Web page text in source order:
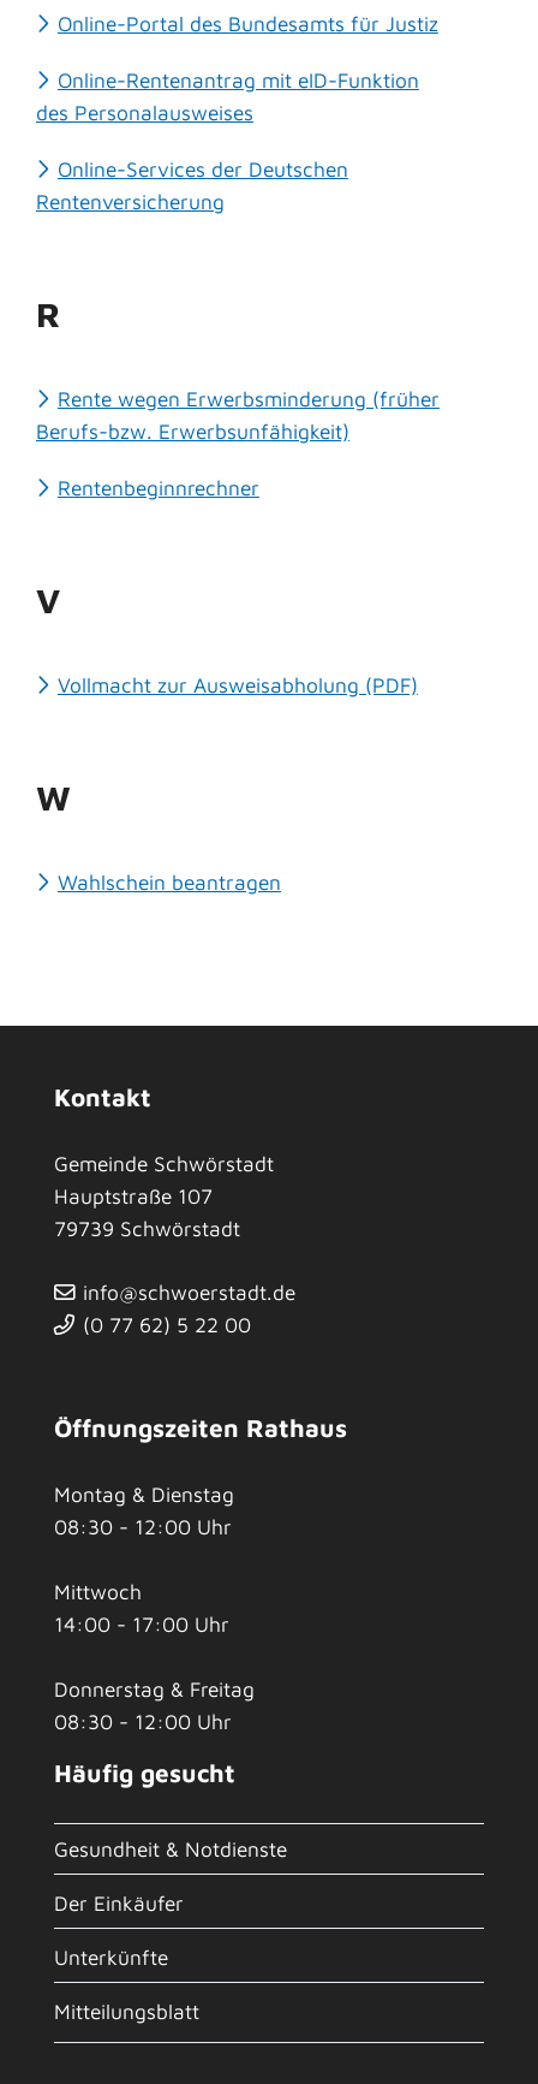
Online-Portal des Bundesamts für Justiz
Online-Rentenantrag mit eID-Funktion
des Personalausweises
Online-Services der Deutschen
Rentenversicherung
R
Rente wegen Erwerbsminderung (früher
Berufs-bzw. Erwerbsunfähigkeit)
Rentenbeginnrechner
V
Vollmacht zur Ausweisabholung (PDF)
W
Wahlschein beantragen
Kontakt
Gemeinde Schwörstadt
Hauptstraße 107
79739 Schwörstadt
info@schwoerstadt.de
(0 77 62) 5 22 00
Öffnungszeiten Rathaus
Montag & Dienstag
08:30 - 12:00 Uhr
Mittwoch
14:00 - 17:00 Uhr
Donnerstag & Freitag
08:30 - 12:00 Uhr
Häufig gesucht
Gesundheit & Notdienste
Der Einkäufer
Unterkünfte
Mitteilungsblatt